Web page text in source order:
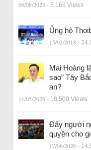
06/08/2023 - 5.165 Views
Ủng hộ
15/02/2018 -
Mai Hoàng
sao” Tây
an?
11/05/2026 - 18.500 Views
Đẩy người
quyền cho
17/06/2026 -